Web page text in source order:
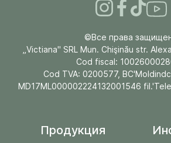
©Все права
„Victiana" SRL Mun. Chişinău str.
Cod fiscal:
Cod TVA: 0200577,
MD17ML000002224132001546
Продукция